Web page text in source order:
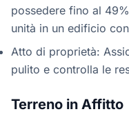
possedere fino al
unità in un edificio
Atto di proprietà:
pulito e controlla le
Terreno in Affitto